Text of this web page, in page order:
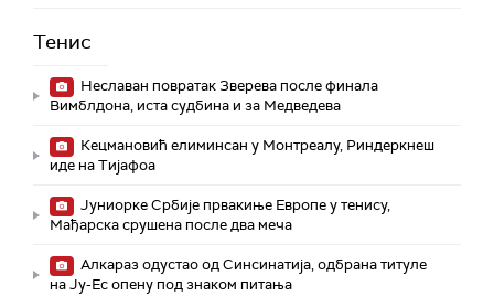
Тенис
Неславан повратак Зверева после финала
Вимблдона, иста судбина и за Медведева
Кецмановић елиминсан у Монтреалу, Риндеркнеш
иде на Тијафоа
Јуниорке Србије првакиње Европе у тенису,
Мађарска срушена после два меча
Алкараз одустао од Синсинатија, одбрана титуле
на Ју-Ес опену под знаком питања